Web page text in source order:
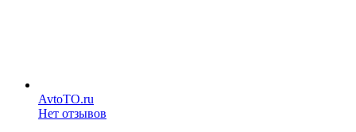
AvtoTO.ru
Нет отзывов